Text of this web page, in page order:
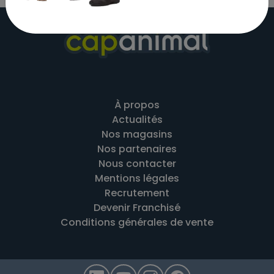
À propos
Actualités
Nos magasins
Nos partenaires
Nous contacter
Mentions légales
Recrutement
Devenir Franchisé
Conditions générales de vente